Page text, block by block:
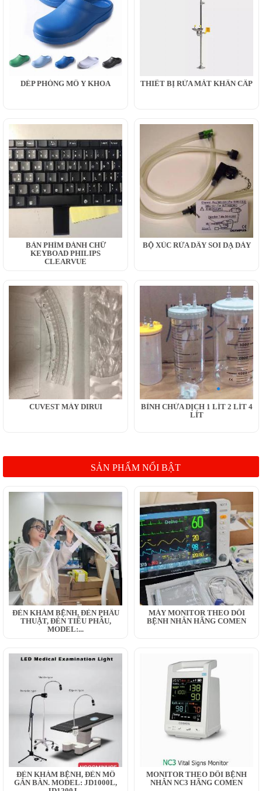
DÉP PHÒNG MỔ Y KHOA THIẾT BỊ RỬA MẮT KHẨN CẤP
BÀN PHÍM ĐÁNH CHỮ
KEYBOAD PHILIPS
CLEARVUE
BỘ XÚC RỬA DÂY SOI DẠ DÀY
CUVEST MÁY DIRUI
BÌNH CHỨA DỊCH 1 LÍT 2 LÍT 4
LÍT
SẢN PHẨM NỔI BẬT
ĐÈN KHÁM BỆNH, ĐÈN PHẪU
THUẬT, ĐÈN TIỂU PHẪU,
MODEL:...
MÁY MONITOR THEO DÕI
BỆNH NHÂN HÃNG COMEN
ĐÈN KHÁM BỆNH, ĐÈN MỔ
GẮN BÀN. MODEL: JD1000L,
MONITOR THEO DÕI BỆNH
NHÂN NC3 HÃNG COMEN